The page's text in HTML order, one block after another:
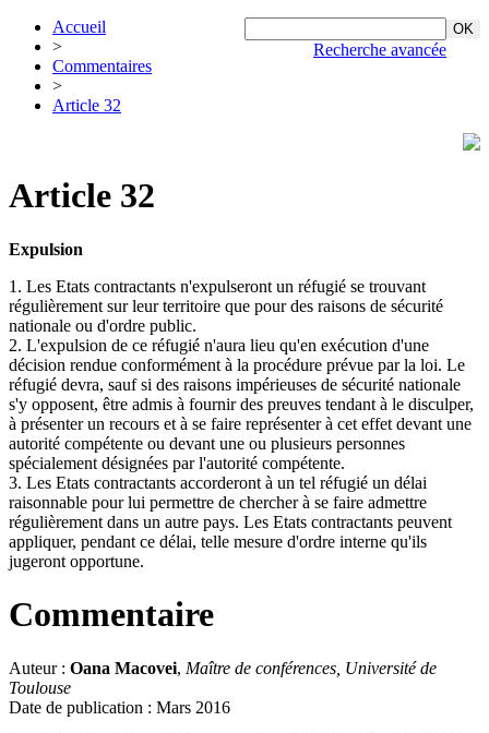
Recherche avancée
Accueil
>
Commentaires
>
Article 32
Article 32
Expulsion
1. Les Etats contractants n'expulseront un réfugié se trouvant
régulièrement sur leur territoire que pour des raisons de sécurité
nationale ou d'ordre public.
2. L'expulsion de ce réfugié n'aura lieu qu'en exécution d'une
décision rendue conformément à la procédure prévue par la loi. Le
réfugié devra, sauf si des raisons impérieuses de sécurité nationale
s'y opposent, être admis à fournir des preuves tendant à le disculper,
à présenter un recours et à se faire représenter à cet effet devant une
autorité compétente ou devant une ou plusieurs personnes
spécialement désignées par l'autorité compétente.
3. Les Etats contractants accorderont à un tel réfugié un délai
raisonnable pour lui permettre de chercher à se faire admettre
régulièrement dans un autre pays. Les Etats contractants peuvent
appliquer, pendant ce délai, telle mesure d'ordre interne qu'ils
jugeront opportune.
Commentaire
Auteur : Oana Macovei, Maître de conférences, Université de
Toulouse
Date de publication : Mars 2016